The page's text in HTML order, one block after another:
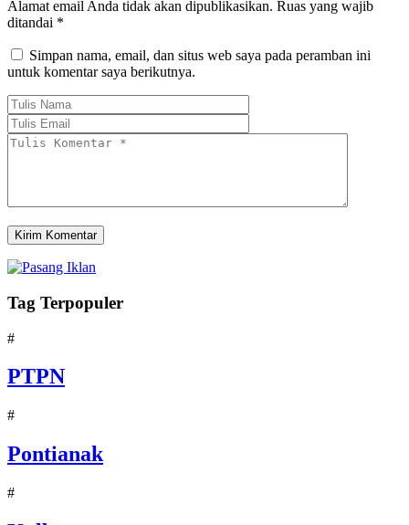
Alamat email Anda tidak akan dipublikasikan. Ruas yang wajib
ditandai *
Simpan nama, email, dan situs web saya pada peramban ini
untuk komentar saya berikutnya.
Tag Terpopuler
#
PTPN
#
Pontianak
#